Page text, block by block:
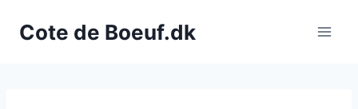
Cote de Boeuf.dk